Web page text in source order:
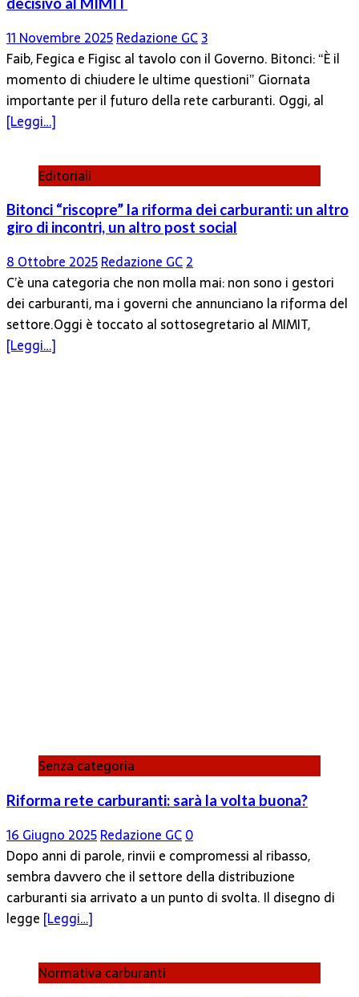
11 Novembre 2025Redazione GC3
Faib, Fegica e Figisc al tavolo con il Governo. Bitonci: “È il
momento di chiudere le ultime questioni” Giornata
importante per il futuro della rete carburanti. Oggi, al
[Leggi…]
Editoriali
Bitonci “riscopre” la riforma dei carburanti: un altro
giro di incontri, un altro post social
8 Ottobre 2025Redazione GC2
C’è una categoria che non molla mai: non sono i gestori
dei carburanti, ma i governi che annunciano la riforma del
settore.Oggi è toccato al sottosegretario al MIMIT,
[Leggi…]
Senza categoria
Riforma rete carburanti: sarà la volta buona?
16 Giugno 2025Redazione GC0
Dopo anni di parole, rinvii e compromessi al ribasso,
sembra davvero che il settore della distribuzione
carburanti sia arrivato a un punto di svolta. Il disegno di
legge [Leggi…]
Normativa carburanti